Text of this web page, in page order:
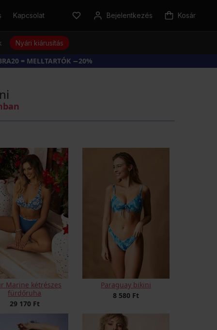
Kapcsolat Bejelentkezés Kosár
Nyári kiárusítás
= MELLTARTÓK −20%
Marine kétrészes
fürdőruha
29 170 Ft
Paraguay bikini
8 580 Ft